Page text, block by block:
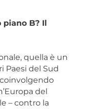
piano B? Il
quella è un
Paesi del Sud
del
– contro la